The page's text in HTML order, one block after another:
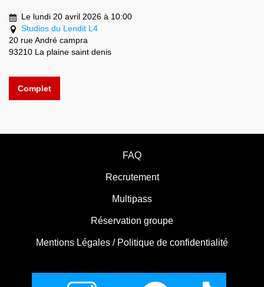
Le lundi 20 avril 2026 à 10:00
Studios du Lendit L4
20 rue André campra
93210 La plaine saint denis
Complet
FAQ
Recrutement
Multipass
Réservation groupe
Mentions Légales / Politique de confidentialité